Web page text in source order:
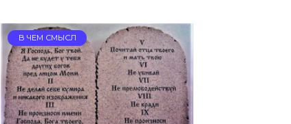
В ЧЕМ СМЫСЛ